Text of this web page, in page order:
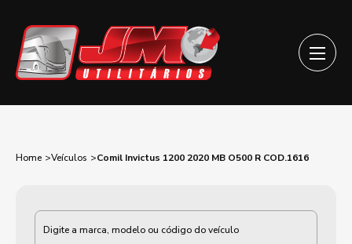
Home Veículos Comil Invictus 1200 2020 MB O500 R COD.1616
Categoria